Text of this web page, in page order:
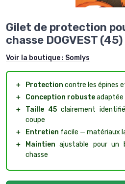
Gilet de protection
chasse DOGVEST (45)
Voir la boutique : Somlys
＋ Protection contre les épines
＋
Conception robusteadaptée
＋
Taille 45 clairement
coupe
＋
Entretien facile — matériaux
＋
Maintien ajustable pour un
chasse